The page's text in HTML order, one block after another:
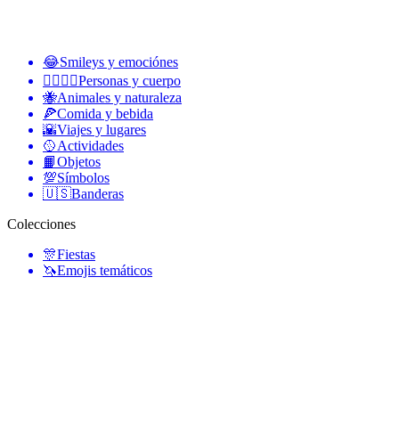
😂Smileys y emociónes
👩‍❤️‍💋‍👨Personas y cuerpo
🐝Animales y naturaleza
🍕Comida y bebida
🌇Viajes y lugares
🥎Actividades
📙Objetos
💯Símbolos
🇺🇸Banderas
Colecciones
🎊Fiestas
🦄Emojis temáticos